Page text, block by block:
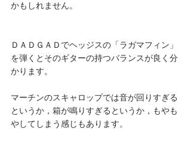
かもしれません。
ＤＡＤＧＡＤでヘッジスの「ラガマフィン」
を弾くとそのギターの持つバランスが良く分
かります。
マーチンのスキャロップでは音が回りすぎる
というか，箱が鳴りすぎるというか，もやも
やしてしまう感じもあります。